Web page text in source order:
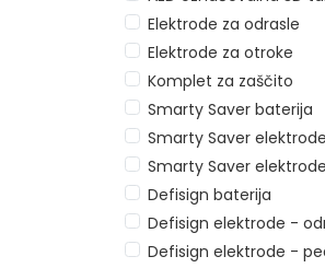
Elektrode za odrasle
Elektrode za otroke
Komplet za zaščito
Smarty Saver baterija
Smarty Saver elektrode
Smarty Saver
Defisign baterija
Defisign elektrode -
Defisign elektrode -